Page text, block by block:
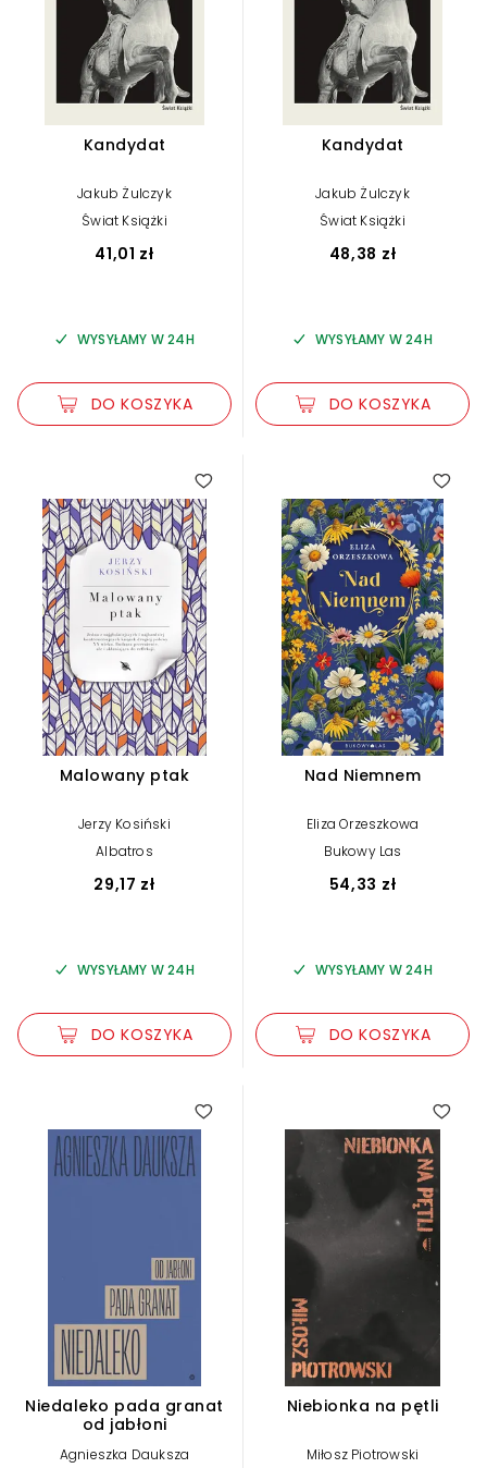
Kandydat
Jakub Żulczyk
Świat Książki
41,01 zł
WYSYŁAMY W 24H
DO KOSZYKA
Kandydat
Jakub Żulczyk
Świat Książki
48,38 zł
WYSYŁAMY W 24H
DO KOSZYKA
Malowany ptak
Jerzy Kosiński
Albatros
29,17 zł
WYSYŁAMY W 24H
DO KOSZYKA
5.00
Nad Niemnem
Eliza Orzeszkowa
Bukowy Las
54,33 zł
WYSYŁAMY W 24H
DO KOSZYKA
Niedaleko pada granat
od jabłoni
Agnieszka Dauksza
Niebionka na pętli
Miłosz Piotrowski